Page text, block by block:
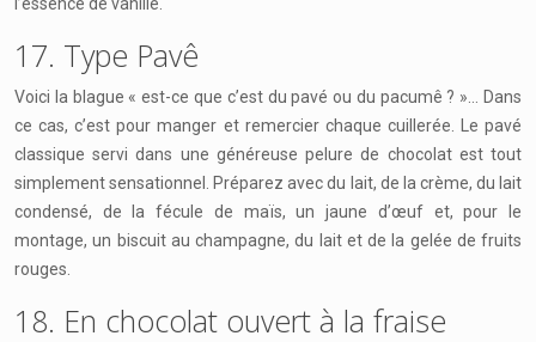
17. Type Pavê
Voici la blague « est-ce que c’est du pavé ou du pacumê ? »… Dans
ce cas, c’est pour manger et remercier chaque cuillerée. Le pavé
classique servi dans une généreuse pelure de chocolat est tout
simplement sensationnel. Préparez avec du lait, de la crème, du lait
condensé, de la fécule de maïs, un jaune d’œuf et, pour le
montage, un biscuit au champagne, du lait et de la gelée de fruits
rouges.
18. En chocolat ouvert à la fraise